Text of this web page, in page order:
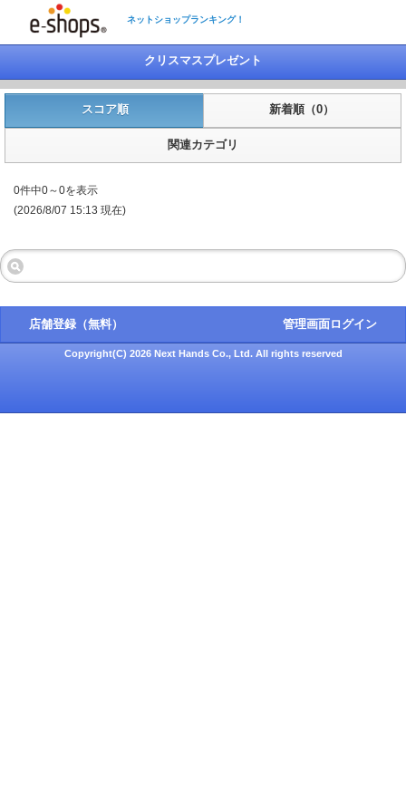
ネットショップランキング！
クリスマスプレゼント
スコア順 新着順（0）
関連カテゴリ
0件中0～0を表示
(2026/8/07 15:13 現在)
店舗登録（無料） 管理画面ログイン
Copyright(C) 2026 Next Hands Co., Ltd. All rights reserved